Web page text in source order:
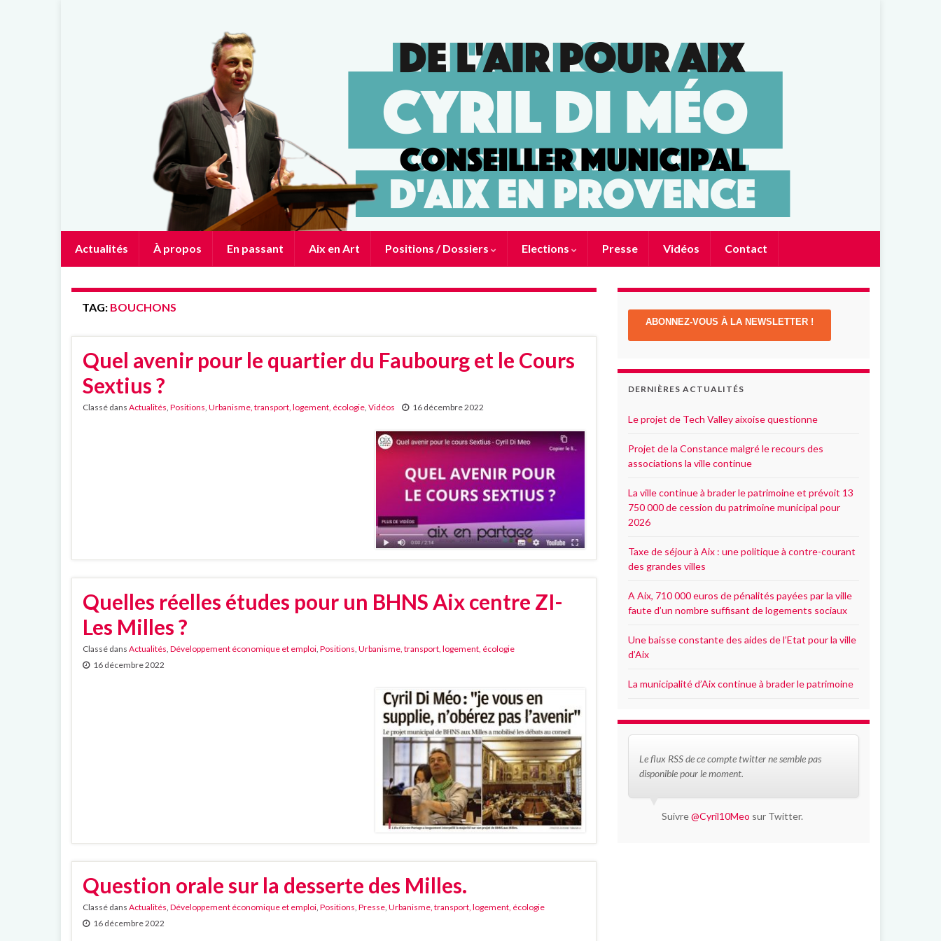
Actualités À propos En passant Aix en Art Positions / Dossiers Elections Presse Vidéos Contact
TAG: BOUCHONS
Quel avenir pour le quartier du Faubourg et le Cours
Sextius ?
Classé dans Actualités, Positions, Urbanisme, transport, logement, écologie, Vidéos 16 décembre 2022
Quelles réelles études pour un BHNS Aix centre ZI-
Les Milles ?
Classé dans Actualités Développement économique et emploi Positions Urbanisme, transport, logement, écologie
16 décembre 2022
Question orale sur la desserte des Milles.
Classé dans Actualités Développement économique et emploi Positions Presse Urbanisme, transport, logement, écologie
16 décembre 2022
ABONNEZ-VOUS À LA NEWSLETTER !
DERNIÈRES ACTUALITÉS
Le projet de Tech Valley aixoise questionne
Projet de la Constance malgré le recours des
associations la ville continue
La ville continue à brader le patrimoine et prévoit 13
750 000 de cession du patrimoine municipal pour
2026
Taxe de séjour à Aix : une politique à contre-courant
des grandes villes
A Aix, 710 000 euros de pénalités payées par la ville
faute d’un nombre suffisant de logements sociaux
Une baisse constante des aides de l’Etat pour la ville
d’Aix
La municipalité d’Aix continue à brader le patrimoine
Le flux RSS de ce compte twitter ne semble pas
disponible pour le moment.
Suivre@Cyril10Meo sur Twitter.